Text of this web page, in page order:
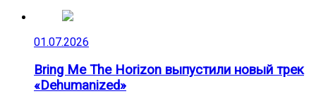
01.07.2026
Bring Me The Horizon выпустили новый трек
«Dehumanized»